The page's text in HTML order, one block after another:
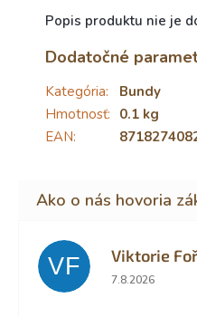
Popis produktu nie je
Dodatočné
Kategória:
Bundy
Hmotnosť: 0.1 kg
EAN:
VF Viktorie
Hodnotenie
7.8.2026